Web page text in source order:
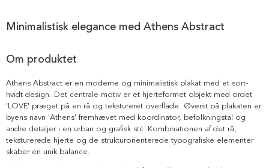
Minimalistisk elegance med Athens Abstract
Om produktet
Athens Abstract er en moderne og minimalistisk plakat med et sort-
hvidt design. Det centrale motiv er et hjerteformet objekt med ordet
'LOVE' præget på en rå og tekstureret overflade. Øverst på plakaten er
byens navn 'Athens' fremhævet med koordinator, befolkningstal og
andre detaljer i en urban og grafisk stil. Kombinationen af det rå,
teksturerede hjerte og de strukturorienterede typografiske elementer
skaber en unik balance.